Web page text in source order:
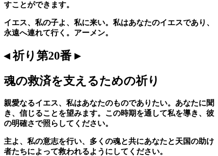
すことができます。
イエス、私の子よ、私に来い。私はあなたのイエスであり、
永遠へ連れて行く。アーメン。
◂ 祈り第20番 ▸
魂の救済を支えるための祈り
親愛なるイエス、私はあなたのものでありたい。あなたに聞
き、信じることを望みます。この時期を通して私を導き、彼
の明確さで照らしてください。
主よ、私の意志を行い、多くの魂と共にあなたと天国の助け
者たちによって救われるようにしてください。